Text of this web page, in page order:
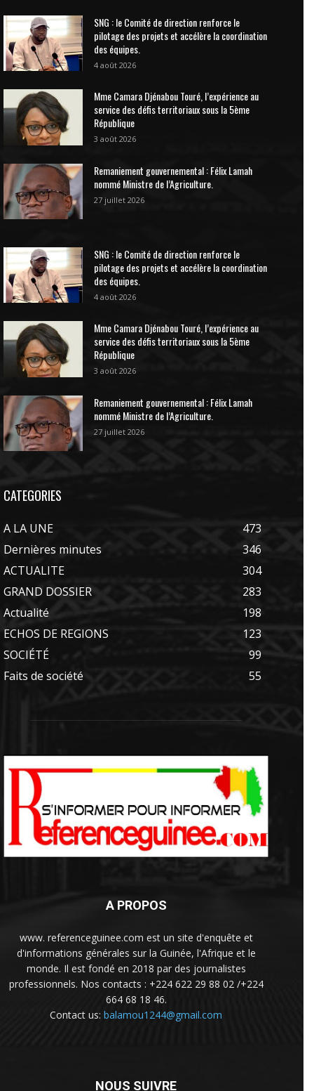
SNG : le Comité de direction renforce le
pilotage des projets et accélère la coordination
des équipes.
4 août 2026
Mme Camara Djénabou Touré, l’expérience au
service des défis territoriaux sous la 5ème
République
3 août 2026
Remaniement gouvernemental : Félix Lamah
nommé Ministre de l’Agriculture.
27 juillet 2026
SNG : le Comité de direction renforce le
pilotage des projets et accélère la coordination
des équipes.
4 août 2026
Mme Camara Djénabou Touré, l’expérience au
service des défis territoriaux sous la 5ème
République
3 août 2026
Remaniement gouvernemental : Félix Lamah
nommé Ministre de l’Agriculture.
27 juillet 2026
CATEGORIES
A LA UNE
473
Dernières minutes
346
ACTUALITE
304
GRAND DOSSIER
283
Actualité
198
ECHOS DE REGIONS
123
SOCIÉTÉ
99
Faits de société
55
A PROPOS
www. referenceguinee.com est un site d'enquête et
d'informations générales sur la Guinée, l'Afrique et le
monde. Il est fondé en 2018 par des journalistes
professionnels. Nos contacts : +224 622 29 88 02 /+224
664 68 18 46.
Contact us: balamou1244@gmail.com
NOUS SUIVRE